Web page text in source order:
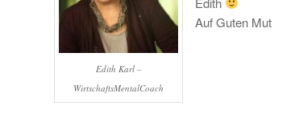
Edith Karl –
WirtschaftsMentalCoach
Auf Guten Mut